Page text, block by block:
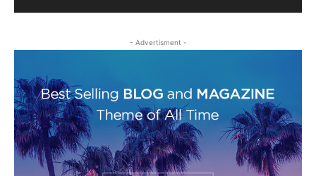
- Advertisment -